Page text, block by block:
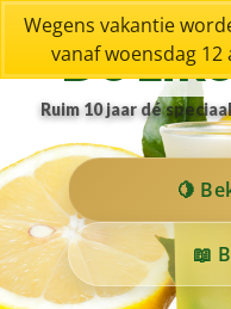
De
Ruim 10 jaar dé
Wegens vakantie
vanaf woensdag